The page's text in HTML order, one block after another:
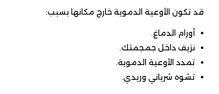
قد تكون الأوعية الدموية خارج مكانها بسبب:
أورام الدماغ.
نزيف داخل جمجمتك.
تمدد الأوعية الدموية.
تشوه شرياني وريدي.